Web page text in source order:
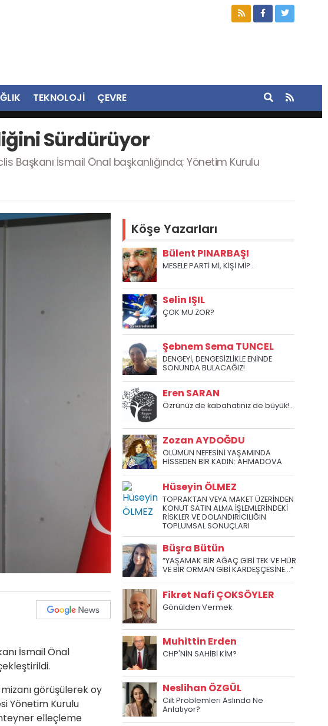
TEKNOLOJİ ÇEVRE
Sürdürüyor
Başkanı İsmail Önal başkanlığında; Yönetim Kurulu
İsmail Önal
görüşülerek oy
Yönetim Kurulu
elleçleme
Köşe Yazarları
Bülent PINARBAŞI
MESELE PARTİ Mİ, KİŞİ Mİ?..
Selin IŞIL
ÇOK MU ZOR?
Şebnem Sema TUNCEL
DENGEYİ, DENGESİZLİKLE ENİNDE
SONUNDA BULACAĞIZ!
Eren SARAN
Özrünüz de kabahatiniz de büyük!..
Zozan AYDOĞDU
ÖLÜMÜN NEFESİNİ YAŞAMINDA
HİSSEDEN BİR KADIN: AHMADOVA
Hüseyin ÖLMEZ
TOPRAKTAN VEYA MAKET ÜZERİNDEN
KONUT SATIN ALMA İŞLEMLERİNDEKİ
RİSKLER VE DOLANDIRICILIĞIN
TOPLUMSAL SONUÇLARI
Büşra Bütün
“YAŞAMAK BİR AĞAÇ GİBİ TEK VE HÜR
VE BİR ORMAN GİBİ KARDEŞÇESİNE...”
Fikret Nafi ÇOKSÖYLER
Gönülden Vermek
Muhittin Erden
CHP'NİN SAHİBİ KİM?
Neslihan ÖZGÜL
Cilt Problemleri Aslında Ne
Anlatıyor?